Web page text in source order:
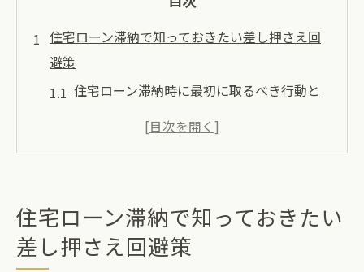
住宅ローン滞納で知っておきたい差し押さえ回
避策
住宅ローン滞納時に最初に取るべき行動と
意点
金融機関との住宅ローン交渉ポイント解説
住宅ローン滞納で知っておきたい
差し押さえ回避策